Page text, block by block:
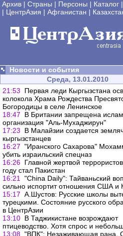
Архив | Страны | Персоны | Каталог |
| ЦентрАзия | Афганистан |
Новости и события
Среда, 13.01.2010
21:53
Первая леди Кыргызстана
колокола Храма Рождества
Богородицы в селе Ленинское
18:47
В Британии запрещена
организация "Аль-Мухаджирун"
17:23
В Малайзии создается
кыргызстанцев
16:27 "Иранского Сахарова"
убить израильский спецназ
16:26 Главной жертвой
году стал Пакистан
16:21
"China Daily": Тайваньский
сильно испортит отношения США и
15:17 А.Шустов: Русские школы
турецкими. Состояние русского
в ЦентрАзии
13:10 В Таджикистане возрождают
птицеводство. Хотя спрос и
13:08 "ВПК": Незаживающая рана.